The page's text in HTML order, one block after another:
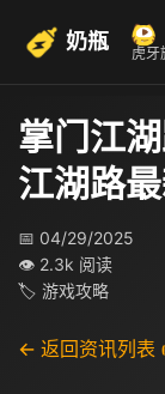
奶瓶 虎牙
掌门江
江湖路
📅 04/29/2025
👁 2.3k 阅读
🏷 游戏攻略
← 返回资讯列表